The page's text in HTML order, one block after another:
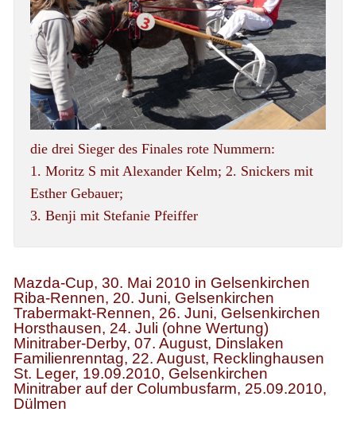
die drei Sieger des Finales rote Nummern:
1. Moritz S mit Alexander Kelm; 2. Snickers mit
Esther Gebauer;
3. Benji mit Stefanie Pfeiffer
Mazda-Cup, 30. Mai 2010 in Gelsenkirchen
Riba-Rennen, 20. Juni, Gelsenkirchen
Trabermakt-Rennen, 26. Juni, Gelsenkirchen
Horsthausen, 24. Juli (ohne Wertung)
Minitraber-Derby, 07. August, Dinslaken
Familienrenntag, 22. August, Recklinghausen
St. Leger, 19.09.2010, Gelsenkirchen
Minitraber auf der Columbusfarm, 25.09.2010,
Dülmen